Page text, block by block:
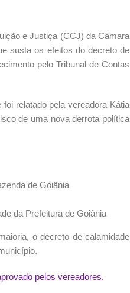
e Justiça (CCJ) da Câmara
susta os efeitos do decreto de
pelo Tribunal de Contas
relatado pela vereadora Kátia
de uma nova derrota política
de Goiânia
da Prefeitura de Goiânia
o decreto de calamidade
pelos vereadores.